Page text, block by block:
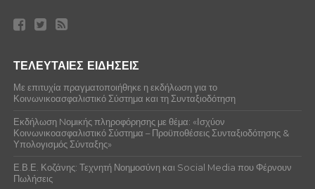
ΤΕΛΕΥΤΑΙΕΣ ΕΙΔΗΣΕΙΣ
Με επιτυχία πραγματοποιήθηκε η εκδήλωση για το
Κοινωνικοασφαλιστικό Σύστημα και τη Συνταξιοδότηση
Εκδήλωση Nομικής πληροφόρησης με θέμα: «Ισχύον
Κοινωνικοασφαλιστικό Σύστημα – Προϋποθέσεις Συνταξιοδότησης &
Υπολογισμός Σύνταξης»
Ε.Β.Ε. Κοζάνης: Τεχνητή Νοημοσύνη και Social Media που Φέρνουν
Πωλήσεις